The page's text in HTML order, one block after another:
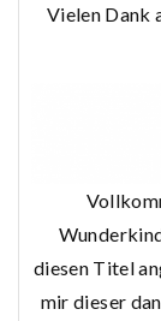
Vielen Dank
diesen Titel
mir dieser